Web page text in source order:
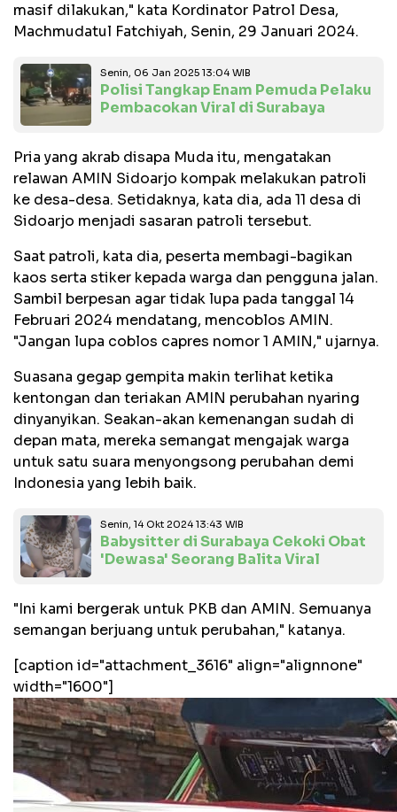
masif dilakukan," kata Kordinator Patrol Desa,
Machmudatul Fatchiyah, Senin, 29 Januari 2024.
Senin, 06 Jan 2025 13:04 WIB
Polisi Tangkap Enam Pemuda Pelaku
Pembacokan Viral di Surabaya
Pria yang akrab disapa Muda itu, mengatakan
relawan AMIN Sidoarjo kompak melakukan patroli
ke desa-desa. Setidaknya, kata dia, ada 11 desa di
Sidoarjo menjadi sasaran patroli tersebut.
Saat patroli, kata dia, peserta membagi-bagikan
kaos serta stiker kepada warga dan pengguna jalan.
Sambil berpesan agar tidak lupa pada tanggal 14
Februari 2024 mendatang, mencoblos AMIN.
"Jangan lupa coblos capres nomor 1 AMIN," ujarnya.
Suasana gegap gempita makin terlihat ketika
kentongan dan teriakan AMIN perubahan nyaring
dinyanyikan. Seakan-akan kemenangan sudah di
depan mata, mereka semangat mengajak warga
untuk satu suara menyongsong perubahan demi
Indonesia yang lebih baik.
Senin, 14 Okt 2024 13:43 WIB
Babysitter di Surabaya Cekoki Obat
'Dewasa' Seorang Balita Viral
"Ini kami bergerak untuk PKB dan AMIN. Semuanya
semangan berjuang untuk perubahan," katanya.
[caption id="attachment_3616" align="alignnone"
width="1600"]